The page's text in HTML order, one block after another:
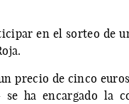
en el sorteo de
precio de cinco
ha encargado la